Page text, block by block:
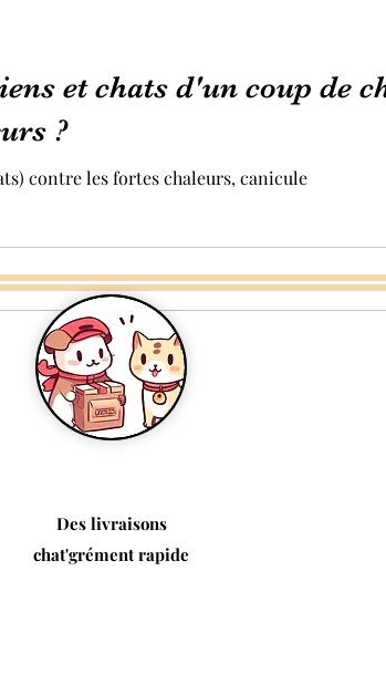
et chats d'un coup de
?
contre les fortes chaleurs, canicule
Des livraisons
chat'grément rapide